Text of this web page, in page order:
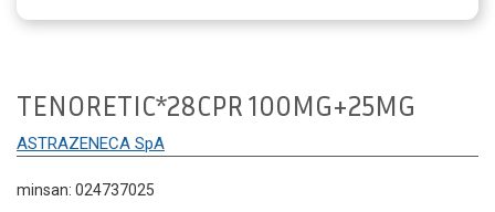
TENORETIC*28CPR 100MG+25MG
ASTRAZENECA SpA
minsan: 024737025